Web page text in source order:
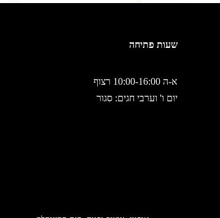
שעות פתיחה
א-ה 10:00-16:00 רצוף
יום ו' וערבי חגים: סגור